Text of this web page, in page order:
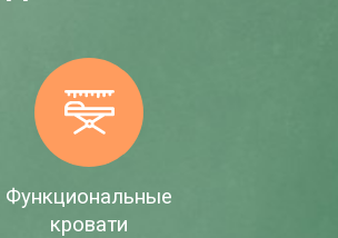
Функциональные
кровати